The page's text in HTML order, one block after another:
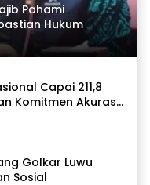
Pahami
Hukum
Capai 211,8
Komitmen Akurasi
Golkar Luwu
Sosial